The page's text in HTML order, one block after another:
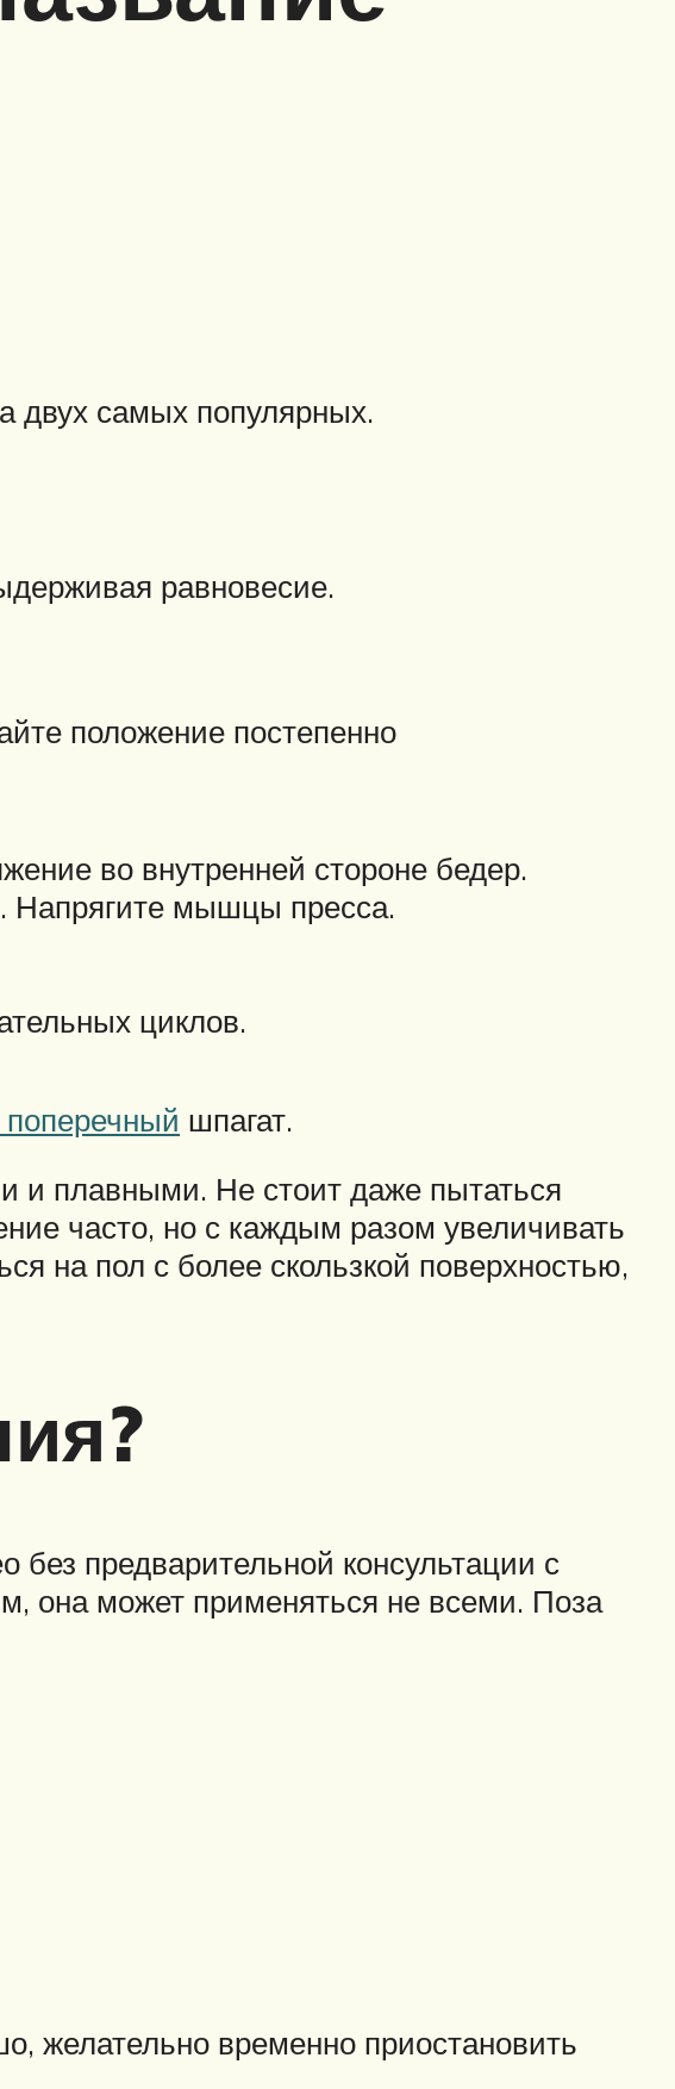
двух самых популярных.
равновесие.
положение постепенно
во внутренней стороне бедер.
Напрягите мышцы пресса.
циклов.
поперечный шпагат.
и плавными. Не стоит даже пытаться
часто, но с каждым разом увеличивать
на пол с более скользкой поверхностью,
предварительной консультации с
она может применяться не всеми. Поза
желательно временно приостановить